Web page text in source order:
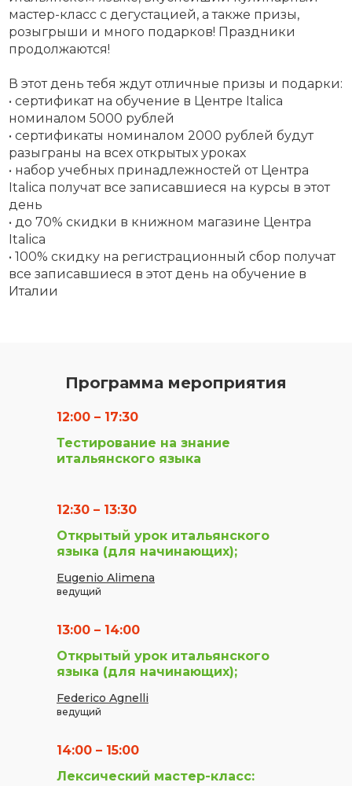
мастер-класс с дегустацией, а также призы,
розыгрыши и много подарков! Праздники
продолжаются!
В этот день тебя ждут отличные призы и подарки:
• сертификат на обучение в Центре Italica
номиналом 5000 рублей
• сертификаты номиналом 2000 рублей будут
разыграны на всех открытых уроках
• набор учебных принадлежностей от Центра
Italica получат все записавшиеся на курсы в этот
день
• до 70% скидки в книжном магазине Центра
Italica
• 100% скидку на регистрационный сбор получат
все записавшиеся в этот день на обучение в
Италии
Программа мероприятия
12:00 – 17:30
Тестирование на знание
итальянского языка
12:30 – 13:30
Открытый урок итальянского
языка (для начинающих);
Eugenio Alimena
ведущий
13:00 – 14:00
Открытый урок итальянского
языка (для начинающих);
Federico Agnelli
ведущий
14:00 – 15:00
Лексический мастер-класс: